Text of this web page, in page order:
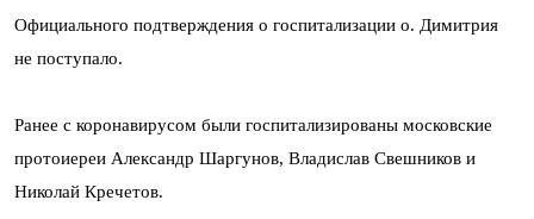
Официального подтверждения о госпитализации о. Димитрия
не поступало.
Ранее с коронавирусом были госпитализированы московские
протоиереи Александр Шаргунов, Владислав Свешников и
Николай Кречетов.